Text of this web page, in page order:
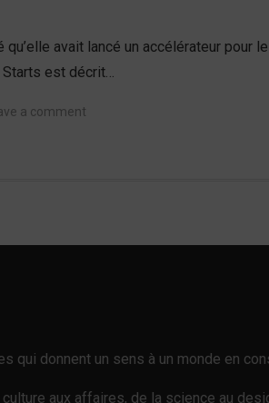
avait lancé un accélérateur pour
Starts est décrit…
a comment
qui donnent un sens à un monde en
aux affaires, de la science au